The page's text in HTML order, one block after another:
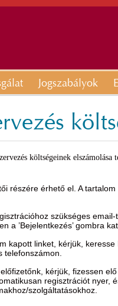
Jogszabályok
költségeinek elszámolása
részére érhető el. A
szükséges
a ’Bejelentkezés’ gombra
kapott linket, kérjük,
kérjük, fizessen
regisztrációt nyer,
szolgáltatásokhoz.